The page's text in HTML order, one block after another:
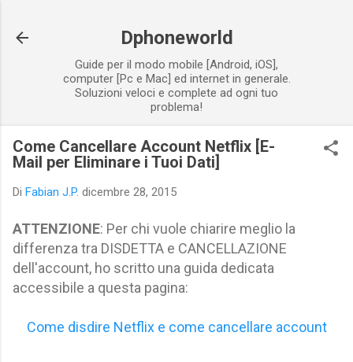
Dphoneworld
Guide per il modo mobile [Android, iOS],
computer [Pc e Mac] ed internet in generale.
Soluzioni veloci e complete ad ogni tuo
problema!
Come Cancellare Account Netflix [E-
Mail per Eliminare i Tuoi Dati]
Di Fabian J.P. dicembre 28, 2015
ATTENZIONE: Per chi vuole chiarire meglio la
differenza tra DISDETTA e CANCELLAZIONE
dell'account, ho scritto una guida dedicata
accessibile a questa pagina:
Come disdire Netflix e come cancellare account